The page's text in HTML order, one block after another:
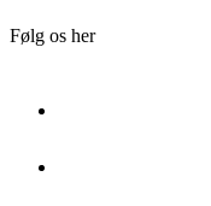
Følg os her